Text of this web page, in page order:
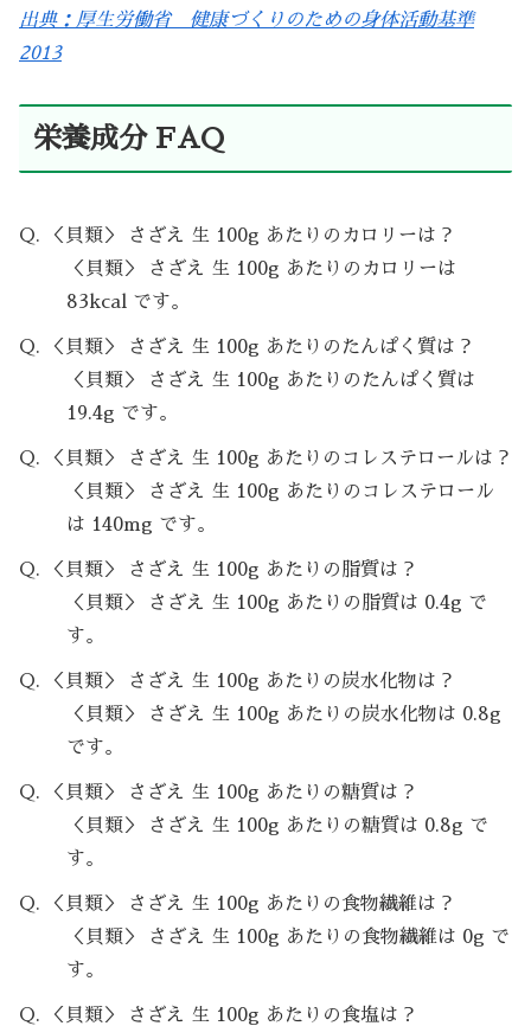
出典：厚生労働省 健康づくりのための身体活動基準
2013
栄養成分 FAQ
Q. ＜貝類＞ さざえ 生 100g あたりのカロリーは？
＜貝類＞ さざえ 生 100g あたりのカロリーは
83kcal です。
Q. ＜貝類＞ さざえ 生 100g あたりのたんぱく質は？
＜貝類＞ さざえ 生 100g あたりのたんぱく質は
19.4g です。
Q. ＜貝類＞ さざえ 生 100g あたりのコレステロールは？
＜貝類＞ さざえ 生 100g あたりのコレステロール
は 140mg です。
Q. ＜貝類＞ さざえ 生 100g あたりの脂質は？
＜貝類＞ さざえ 生 100g あたりの脂質は 0.4g で
す。
Q. ＜貝類＞ さざえ 生 100g あたりの炭水化物は？
＜貝類＞ さざえ 生 100g あたりの炭水化物は 0.8g
です。
Q. ＜貝類＞ さざえ 生 100g あたりの糖質は？
＜貝類＞ さざえ 生 100g あたりの糖質は 0.8g で
す。
Q. ＜貝類＞ さざえ 生 100g あたりの食物繊維は？
＜貝類＞ さざえ 生 100g あたりの食物繊維は 0g で
す。
Q. ＜貝類＞ さざえ 生 100g あたりの食塩は？